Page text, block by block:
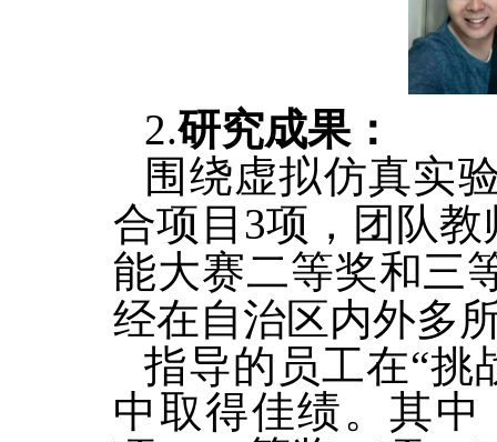
2.研究成果：
围绕虚拟仿真实
合项目3项，团队
能大赛二等奖和三
经在自治区内外多
指导的员工在“挑
中取得佳绩。其中